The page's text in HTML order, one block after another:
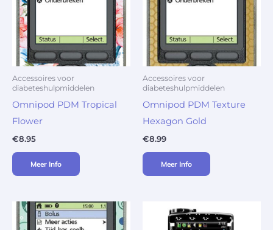
Accessoires voor
diabeteshulpmiddelen
Omnipod PDM Tropical
Flower
€8.95
Meer Info
Accessoires voor
diabeteshulpmiddelen
Omnipod PDM Texture
Hexagon Gold
€8.99
Meer Info